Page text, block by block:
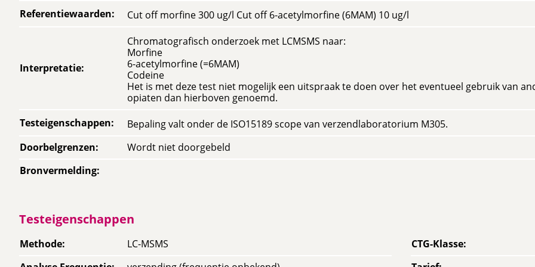
Referentiewaarden: Cut off morfine 300 ug/l Cut off 6-acetylmorfine (6MAM) 10 ug/l
Interpretatie:
Chromatografisch onderzoek met LCMSMS naar:
Morfine
6-acetylmorfine (=6MAM)
Codeine
Het is met deze test niet mogelijk een uitspraak te doen over het eventueel gebruik van
opiaten dan hierboven genoemd.
Testeigenschappen:
Bepaling valt onder de ISO15189 scope van verzendlaboratorium M305.
Doorbelgrenzen:
Wordt niet doorgebeld
Bronvermelding:
Testeigenschappen
Methode:
LC-MSMS
CTG-Klasse: